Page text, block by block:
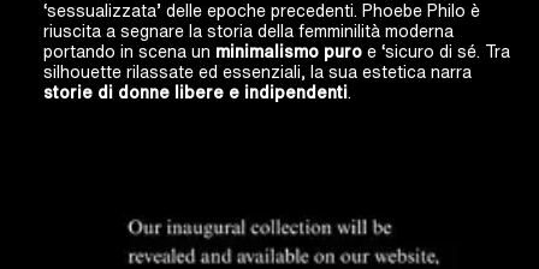
‘sessualizzata’ delle epoche precedenti. Phoebe Philo è
riuscita a segnare la storia della femminilità moderna
portando in scena un minimalismo puro e ‘sicuro di sé. Tra
silhouette rilassate ed essenziali, la sua estetica narra
storie di donne libere e indipendenti